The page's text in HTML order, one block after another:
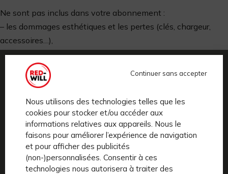
Nous utilisons des technologies telles que les
cookies pour stocker et/ou accéder aux
informations relatives aux appareils. Nous le
faisons pour améliorer l’expérience de navigation
et pour afficher des publicités
(non-)personnalisées. Consentir à ces
technologies nous autorisera à traiter des
Continuer sans accepter
Ne sont pas inclus dans votre abonnement :
– les dommages esthétiques et les pertes (clés, chargeur,
accessoires…),
– les frais de déplacements hors zone de service, ou en cas
de rendez-vous non honoré, ou pour le remplacement suite à
une perte/vol, ou pour une demande de reprise à domicile.
N’hésitez pas à consulter nosCGLpour plus d’infos !